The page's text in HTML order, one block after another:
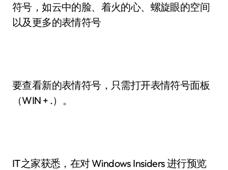
符号，如云中的脸、着火的心、螺旋眼的空间
以及更多的表情符号
要查看新的表情符号，只需打开表情符号面板
（WIN + .）。
IT之家获悉，在对 Windows Insiders 进行预览